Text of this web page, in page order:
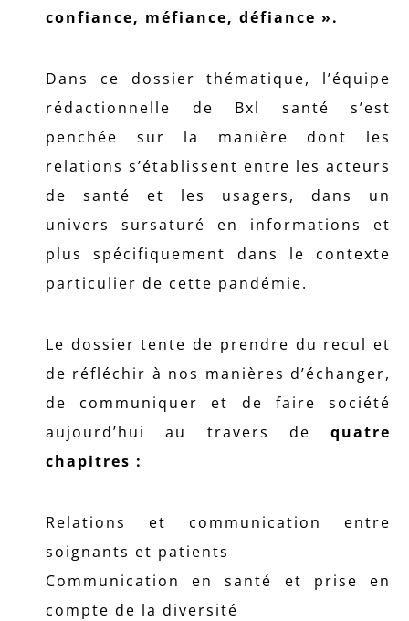
confiance, méfiance, défiance ».
Dans ce dossier thématique, l’équipe
rédactionnelle de Bxl santé s’est
penchée sur la manière dont les
relations s’établissent entre les acteurs
de santé et les usagers, dans un
univers sursaturé en informations et
plus spécifiquement dans le contexte
particulier de cette pandémie.
Le dossier tente de prendre du recul et
de réfléchir à nos manières d’échanger,
de communiquer et de faire société
aujourd’hui au travers de quatre
chapitres :
Relations et communication entre
soignants et patients
Communication en santé et prise en
compte de la diversité